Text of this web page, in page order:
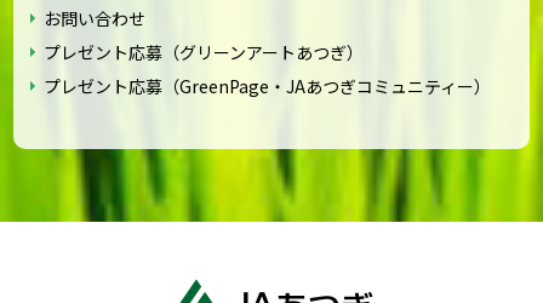
お問い合わせ
プレゼント応募（グリーンアートあつぎ）
プレゼント応募（GreenPage・JAあつぎコミュニティー）